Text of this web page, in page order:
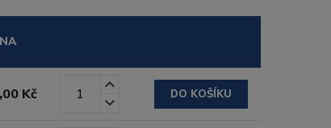
Kč DO KOŠÍKU